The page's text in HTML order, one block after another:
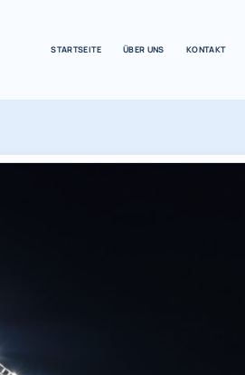
STARTSEITE ÜBER UNS KONTAKT